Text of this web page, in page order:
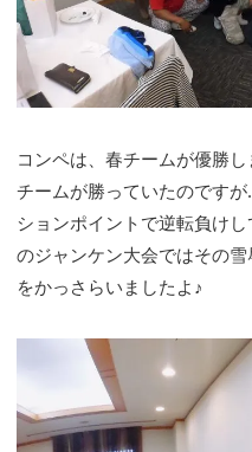
コンペは、春チームが優勝
チームが勝っていたのです
ションポイントで逆転負け
のジャンケン大会ではその
をかっさらいましたよ♪